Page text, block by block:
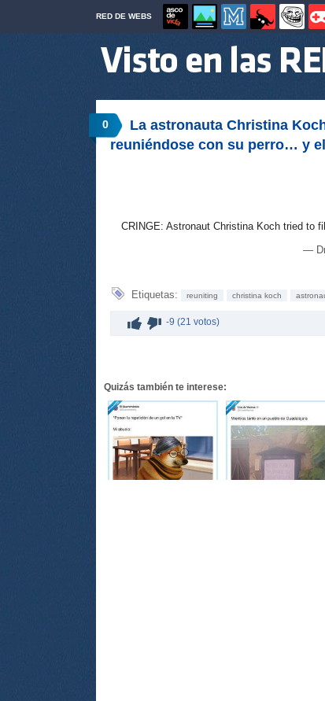
RED DE WEBS
0
La astronauta Christina
reuniéndose con su perro… y
CRINGE: Astronaut Christina Koch tried to
—
Etiquetas: reuniting christina koch
-9 (21 votos)
Quizás también te interese: